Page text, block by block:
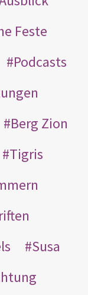
Feste
Podcasts
Berg Zion
Tigris
Susa